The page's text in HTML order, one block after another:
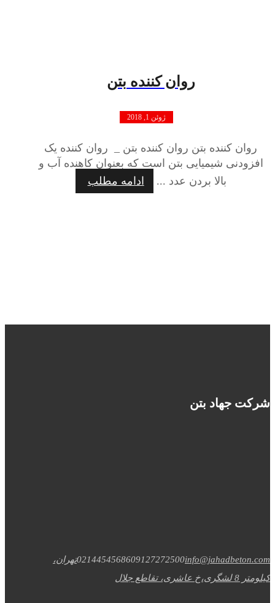
روان کننده بتن
ژوئن 1, 2018
روان کننده بتن روان کننده بتن _ روان کننده یک
افزودنی شیمیایی بتن است که بعنوان کاهنده آب و
بالا بردن عدد ...
ادامه مطلب
شرکت جهاد بتن
0214454568609127272500info@jahadbeton.com
تهران،
کیلومتر 8 لشگری،خ عاشری، تقاطع جلال